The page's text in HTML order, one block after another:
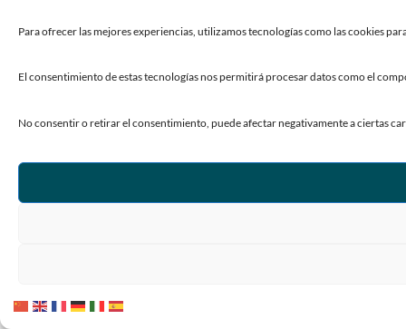
Para ofrecer las mejores experiencias, utilizamos tecnologías como las cookies
El consentimiento de estas tecnologías nos permitirá procesar datos como el
No consentir o retirar el consentimiento, puede afectar negativamente a ciertas